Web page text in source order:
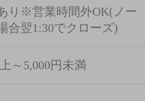
り※営業時間外OK(ノー
合翌1:30でクローズ)
～5,000円未満